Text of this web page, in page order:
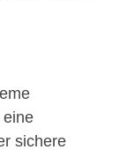
eine
sichere